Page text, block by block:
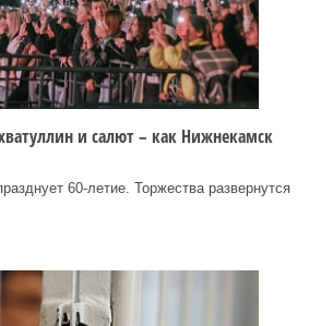
и салют – как Нижнекамск
60‑летие. Торжества развернутся